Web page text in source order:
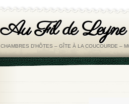
Au Fil de Leyne
CHAMBRES D'HÔTES – GÎTE À LA COUCOURDE –